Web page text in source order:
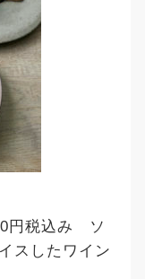
円税込み ソ
スしたワイン